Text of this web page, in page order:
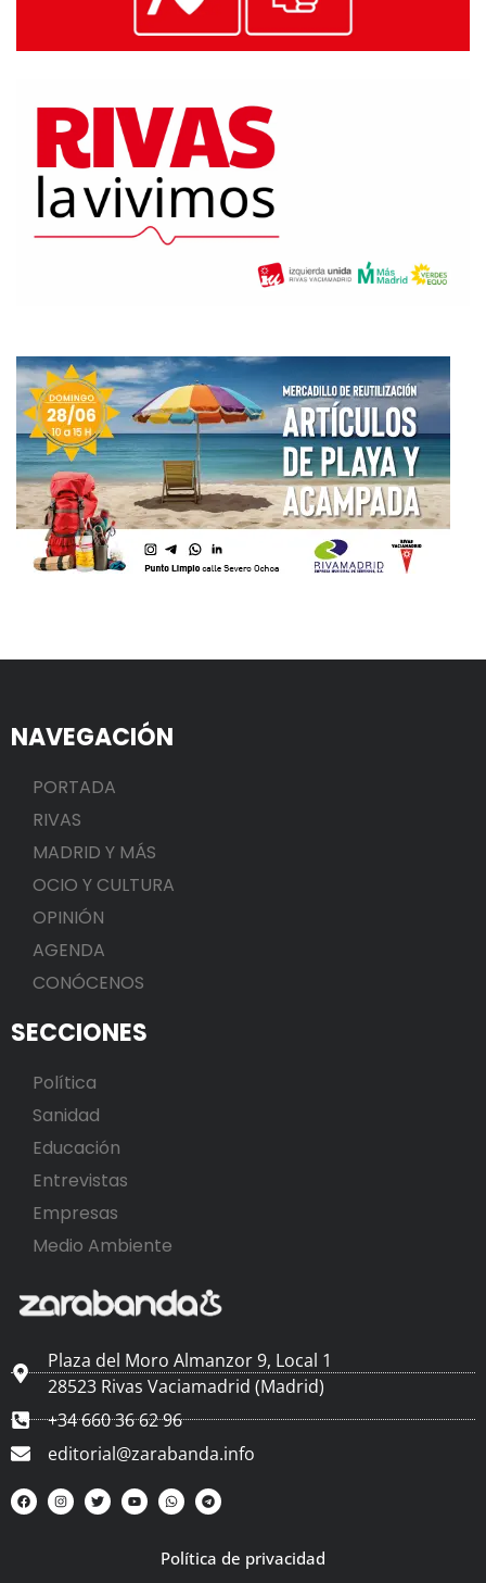
NAVEGACIÓN
PORTADA
RIVAS
MADRID Y MÁS
OCIO Y CULTURA
OPINIÓN
AGENDA
CONÓCENOS
SECCIONES
Política
Sanidad
Educación
Entrevistas
Empresas
Medio Ambiente
Plaza del Moro Almanzor 9, Local 1
28523 Rivas Vaciamadrid (Madrid)
+34 660 36 62 96
editorial@zarabanda.info
Política de privacidad